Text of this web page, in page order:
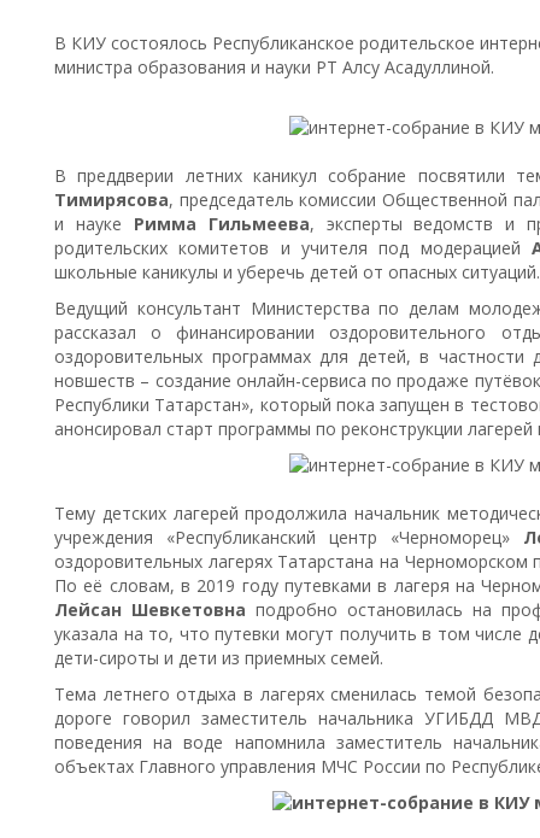
В КИУ состоялось Республиканское родительское
министра образования и науки РТ Алсу Асадуллиной.
В преддверии летних каникул собрание посвятили
Тимирясова, председатель комиссии Общественной
и науке Римма Гильмеева, эксперты ведомств и
родительских комитетов и учителя под модерацией
школьные каникулы и уберечь детей от опасных ситуаций.
Ведущий консультант Министерства по делам
рассказал о финансировании оздоровительного
оздоровительных программах для детей, в частности
новшеств – создание онлайн-сервиса по продаже
Республики Татарстан», который пока запущен в
анонсировал старт программы по реконструкции
Тему детских лагерей продолжила начальник
учреждения «Республиканский центр «Черноморец»
оздоровительных лагерях Татарстана на
По её словам, в 2019 году путевками в лагеря на
Лейсан Шевкетовна подробно остановилась на
указала на то, что путевки могут получить в том
дети-сироты и дети из приемных семей.
Тема летнего отдыха в лагерях сменилась темой
дороге говорил заместитель начальника УГИБДД
поведения на воде напомнила заместитель
объектах Главного управления МЧС России по